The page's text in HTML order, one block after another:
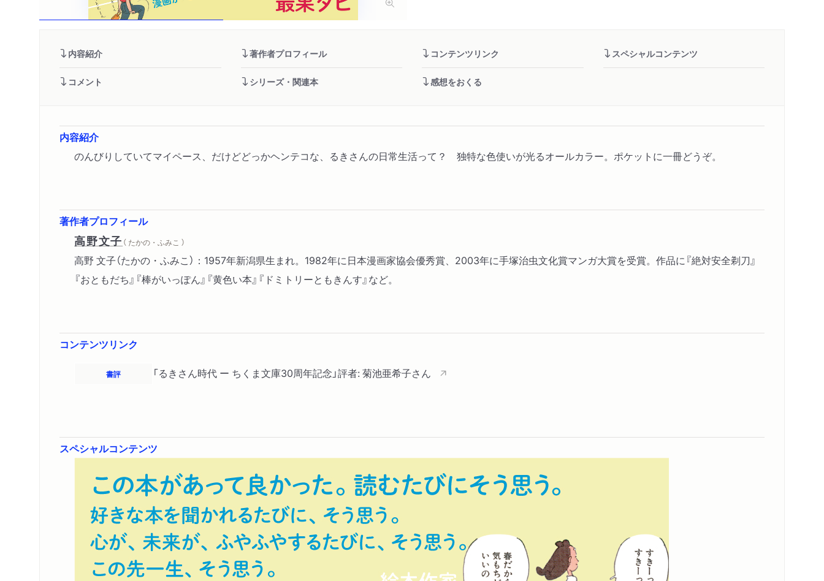
内容紹介 著作者プロフィール コンテンツリンク スペシャルコンテンツ
コメント シリーズ・関連本 感想をおくる
内容紹介
のんびりしていてマイペース、だけどどっかヘンテコな、るきさんの日常生活って？ 独特な色使いが光るオールカラー。ポケットに一冊どうぞ。
著作者プロフィール
高野文子 （ たかの・ふみこ ）
高野 文子（たかの・ふみこ）：1957年新潟県生まれ。1982年に日本漫画家協会優秀賞、2003年に手塚治虫文化賞マンガ大賞を受賞。作品に『絶対安全剃刀』
『おともだち』『棒がいっぽん』『黄色い本』『ドミトリーともきんす』など。
コンテンツリンク
書評 「るきさん時代 ー ちくま文庫30周年記念」評者: 菊池亜希子さん
スペシャルコンテンツ